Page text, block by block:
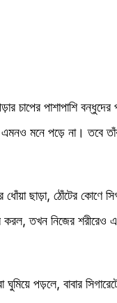
পাশাপাশি বন্ধুদের
মনে পড়ে না। তবে
ধোঁয়া ছাড়া, ঠোঁটের কোণে
করল, তখন নিজের শরীরেও
পড়লে, বাবার